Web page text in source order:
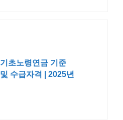
기초노령연금 기준
및 수급자격 | 2025년